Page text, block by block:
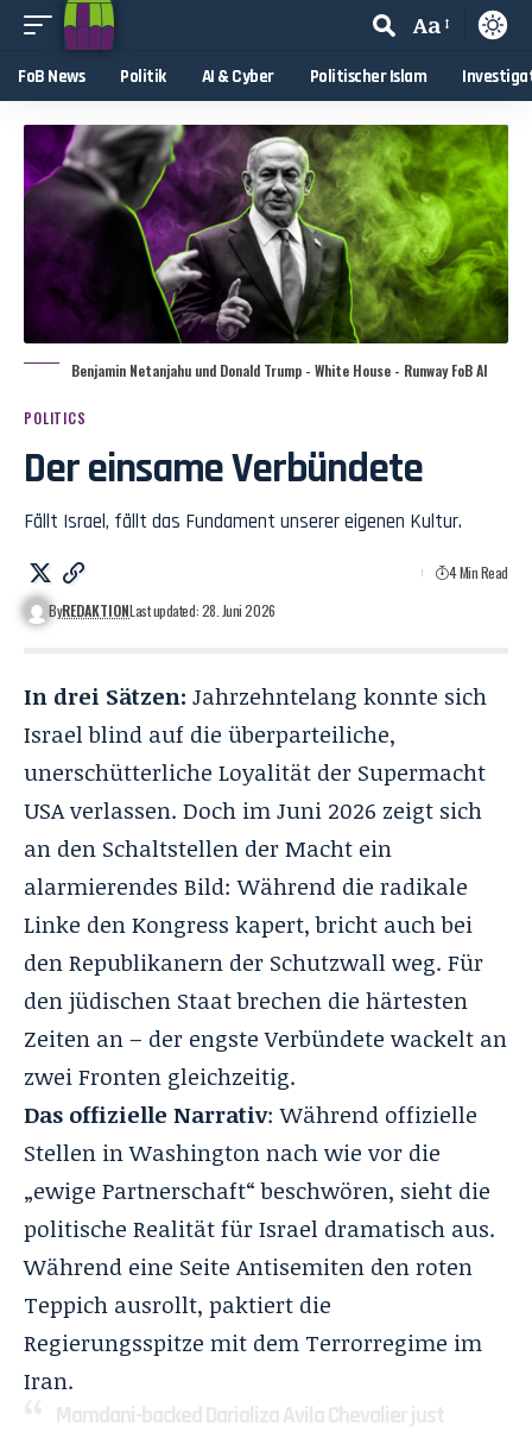
Aa
FoB News Politik AI & Cyber Politischer Islam
Benjamin Netanjahu und Donald Trump - White House - Runway FoB AI
POLITICS
Der einsame Verbündete
Fällt Israel, fällt das Fundament unserer eigenen Kultur.
ByREDAKTIONLast updated: 28. Juni 2026
4 Min Read
In drei Sätzen: Jahrzehntelang konnte sich
Israel blind auf die überparteiliche,
unerschütterliche Loyalität der Supermacht
USA verlassen. Doch im Juni 2026 zeigt sich
an den Schaltstellen der Macht ein
alarmierendes Bild: Während die radikale
Linke den Kongress kapert, bricht auch bei
den Republikanern der Schutzwall weg. Für
den jüdischen Staat brechen die härtesten
Zeiten an – der engste Verbündete wackelt an
zwei Fronten gleichzeitig.
Das offizielle Narrativ: Während offizielle
Stellen in Washington nach wie vor die
„ewige Partnerschaft“ beschwören, sieht die
politische Realität für Israel dramatisch aus.
Während eine Seite Antisemiten den roten
Teppich ausrollt, paktiert die
Regierungsspitze mit dem Terrorregime im
Iran.
Mamdani-backed Darializa Avila Chevalier just